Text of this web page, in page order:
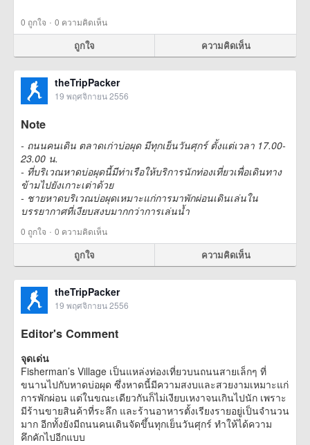
0 ถูกใจ · 0 ความคิดเห็น
ถูกใจ ความคิดเห็น
theTripPacker
19 พฤศจิกายน 2556
Note
- ถนนคนเดิน ตลาดเก่าบ่อผุด มีทุกเย็นวันศุกร์ ตั้งแต่เวลา 17.00-
23.00 น.
- ที่บริเวณหาดบ่อผุดนี้มีท่าเรือให้บริการนักท่องเที่ยวเพื่อเดินทาง
ข้ามไปยังเกาะเต่าด้วย
- ชายหาดบริเวณบ่อผุดเหมาะแก่การมาพักผ่อนเดินเล่นใน
บรรยากาศที่เงียบสงบมากกว่าการเล่นน้ำ
0 ถูกใจ · 0 ความคิดเห็น
ถูกใจ ความคิดเห็น
theTripPacker
19 พฤศจิกายน 2556
Editor's Comment
จุดเด่น
Fisherman’s Village เป็นแหล่งท่องเที่ยวบนถนนสายเล็กๆ ที่
ขนานไปกับหาดบ่อผุด ซึ่งหาดนี้มีความสงบและสวยงามเหมาะแก่
การพักผ่อน แต่ในขณะเดียวกันก็ไม่เงียบเหงาจนเกินไปนัก เพราะ
มีร้านขายสินค้าที่ระลึก และร้านอาหารตั้งเรียงรายอยู่เป็นจำนวน
มาก อีกทั้งยังมีถนนคนเดินจัดขึ้นทุกเย็นวันศุกร์ ทำให้ได้ความ
คึกคักไปอีกแบบ